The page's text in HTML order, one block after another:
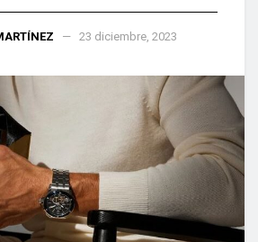
23 diciembre, 2023